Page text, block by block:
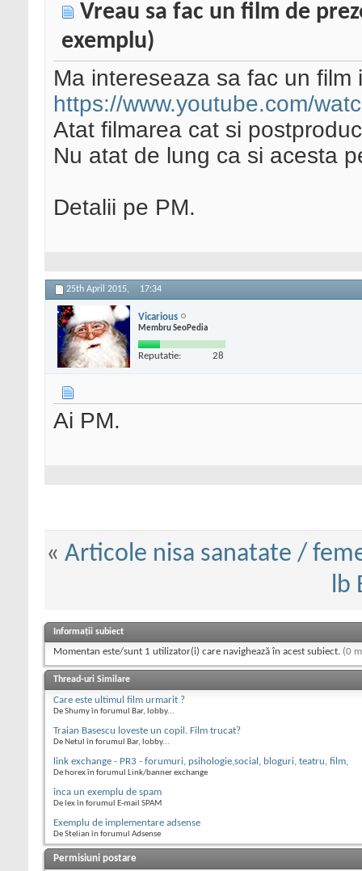
Vreau sa fac un film de
exemplu)
Ma intereseaza sa fac un film
https://www.youtube.com/
Atat filmarea cat si
Nu atat de lung ca si acesta
Detalii pe PM.
25th April 2015, 17:34
Vicarious
Membru SeoPedia
Reputatie: 28
Ai PM.
« Articole nisa sanatate /
lb
Informații subiect
Momentan este/sunt 1 utilizator(i) care navighează în acest subiect. (0
Thread-uri Similare
Care este ultimul film urmarit ?
De Shumy în forumul Bar, lobby...
Traian Basescu loveste un copil. Film trucat?
De Netul în forumul Bar, lobby...
link exchange - PR3 - forumuri, psihologie,social, bloguri, teatru, film,
De horex în forumul Link/banner exchange
inca un exemplu de spam
De lex în forumul E-mail SPAM
Exemplu de implementare adsense
De Stelian în forumul Adsense
Permisiuni postare